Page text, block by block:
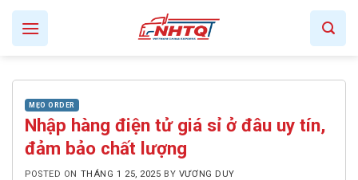
Skip
content
MẸO ORDER
Nhập hàng điện tử giá sỉ ở đâu uy tín,
đảm bảo chất lượng
POSTED ON THÁNG 1 25, 2025 BY VƯƠNG DUY